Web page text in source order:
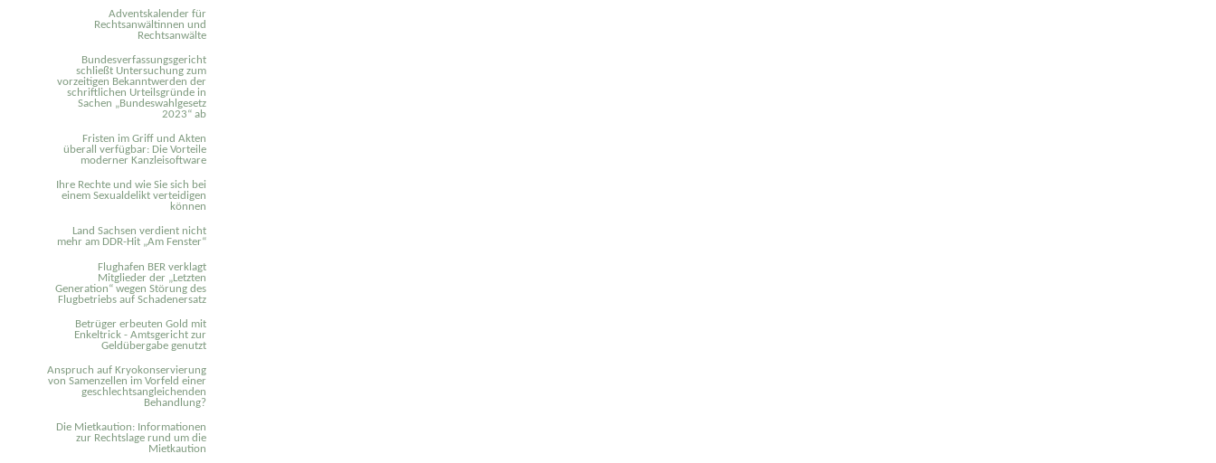
Adventskalender für
Rechtsanwältinnen und
Rechtsanwälte
Bundesverfassungsgericht
schließt Untersuchung zum
vorzeitigen Bekanntwerden der
schriftlichen Urteilsgründe in
Sachen „Bundeswahlgesetz
2023“ ab
Fristen im Griff und Akten
überall verfügbar: Die Vorteile
moderner Kanzleisoftware
Ihre Rechte und wie Sie sich bei
einem Sexual­delikt verteidigen
können
Land Sachsen verdient nicht
mehr am DDR-Hit „Am Fenster“
Flughafen BER verklagt
Mitglieder der „Letzten
Generation“ wegen Störung des
Flugbetriebs auf Schadenersatz
Betrüger erbeuten Gold mit
Enkeltrick - Amtsgericht zur
Geldübergabe genutzt
Anspruch auf Kryokonservierung
von Samenzellen im Vorfeld einer
geschlechtsangleichenden
Behandlung?
Die Mietkaution: Informationen
zur Rechtslage rund um die
Mietkaution